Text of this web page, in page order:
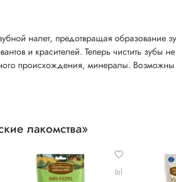
налет, предотвращая образование
и красителей. Теперь чистить зубы
происхождения, минералы.
лакомства»